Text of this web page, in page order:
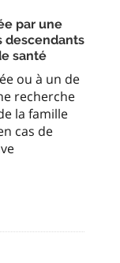
par une
descendants
santé
ou à un de
recherche
la famille
cas de